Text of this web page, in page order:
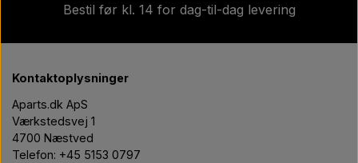
Bestil før kl. 14 for dag-til-dag levering
Kontaktoplysninger
Aparts.dk ApS
Værkstedsvej 1
4700 Næstved
Telefon: +45 5153 0797